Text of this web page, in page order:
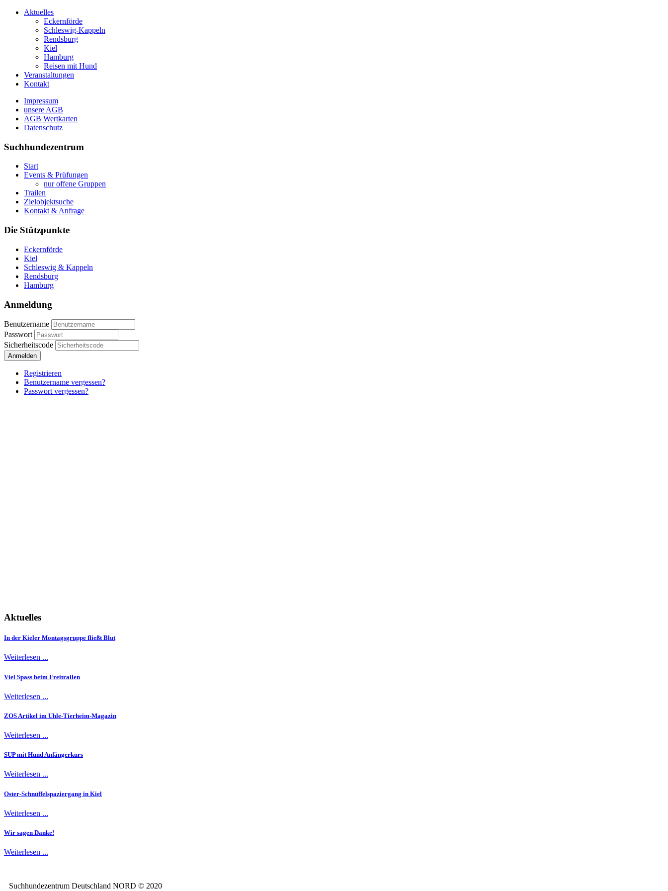
Aktuelles
Eckernförde
Schleswig-Kappeln
Rendsburg
Kiel
Hamburg
Reisen mit Hund
Veranstaltungen
Kontakt
Impressum
unsere AGB
AGB Wertkarten
Datenschutz
Suchhundezentrum
Start
Events & Prüfungen
nur offene Gruppen
Trailen
Zielobjektsuche
Kontakt & Anfrage
Die Stützpunkte
Eckernförde
Kiel
Schleswig & Kappeln
Rendsburg
Hamburg
Anmeldung
Benutzername
Passwort
Sicherheitscode
Anmelden
Registrieren
Benutzername vergessen?
Passwort vergessen?
Aktuelles
In der Kieler Montagsgruppe fließt Blut
Weiterlesen ...
Viel Spass beim Freitrailen
Weiterlesen ...
ZOS Artikel im Uhle-Tierheim-Magazin
Weiterlesen ...
SUP mit Hund Anfängerkurs
Weiterlesen ...
Oster-Schnüffelspaziergang in Kiel
Weiterlesen ...
Wir sagen Danke!
Weiterlesen ...
Suchhundezentrum Deutschland NORD © 2020